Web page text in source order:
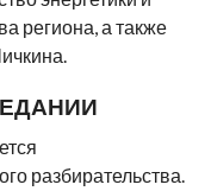
региона, а также
разбирательства.